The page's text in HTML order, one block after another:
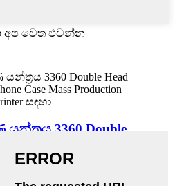
අප වෙත එවන්න
යන්ත්‍රය 3360 Double
සඳහා...